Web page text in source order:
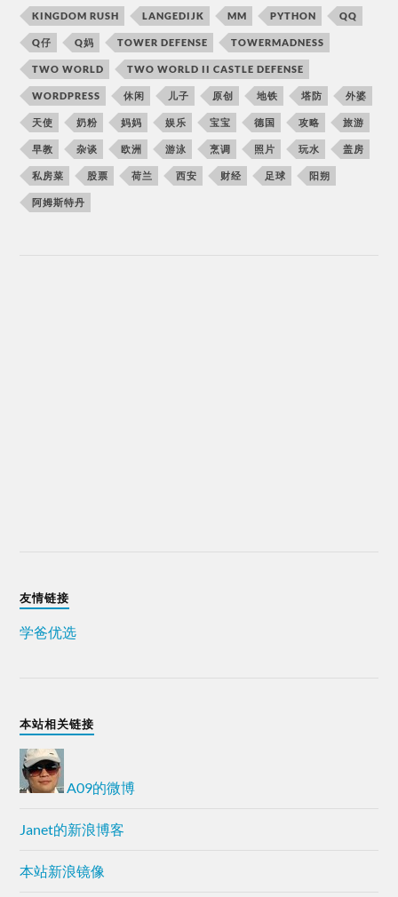
KINGDOM RUSH LANGEDIJK MM PYTHON QQ
Q仔 Q妈 TOWER DEFENSE TOWERMADNESS
TWO WORLD TWO WORLD II CASTLE DEFENSE
WORDPRESS 休闲 儿子 原创 地铁 塔防 外婆
天使 奶粉 妈妈 娱乐 宝宝 德国 攻略 旅游
早教 杂谈 欧洲 游泳 烹调 照片 玩水 盖房
私房菜 股票 荷兰 西安 财经 足球 阳朔
阿姆斯特丹
友情链接
学爸优选
本站相关链接
A09的微博
Janet的新浪博客
本站新浪镜像